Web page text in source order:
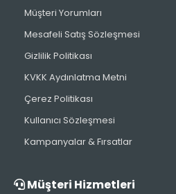
Müşteri Yorumları
Mesafeli Satış Sözleşmesi
Gizlilik Politikası
KVKK Aydınlatma Metni
Çerez Politikası
Kullanıcı Sözleşmesi
Kampanyalar & Fırsatlar
Müşteri Hizmetleri